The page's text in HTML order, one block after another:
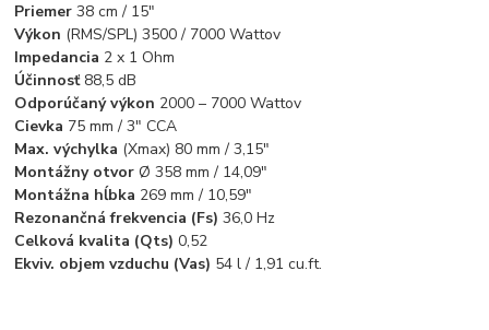
Priemer 38 cm / 15″
Výkon (RMS/SPL) 3500 / 7000 Wattov
Impedancia 2 x 1 Ohm
Účinnosť 88,5 dB
Odporúčaný výkon 2000 – 7000 Wattov
Cievka 75 mm / 3″ CCA
Max. výchylka (Xmax) 80 mm / 3,15″
Montážny otvor Ø 358 mm / 14,09″
Montážna hĺbka 269 mm / 10,59″
Rezonančná frekvencia (Fs)36,0 Hz
Celková kvalita (Qts)0,52
Ekviv. objem vzduchu (Vas) 54 l / 1,91 cu.ft.